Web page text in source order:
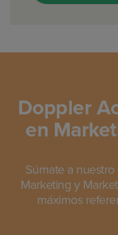
Doppler
en
Súmate a
Marketing y
máximos